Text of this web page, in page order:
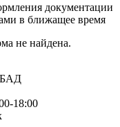
документации
в ближащее время
не найдена.
БАД
18:00